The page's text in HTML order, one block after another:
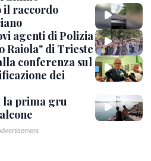
il raccordo
agenti di Polizia
Raiola" di Trieste
conferenza sul
dei
la prima gru